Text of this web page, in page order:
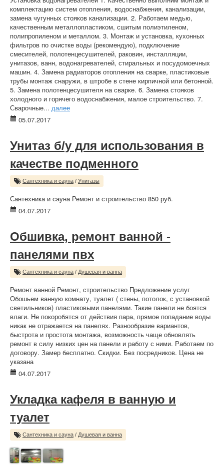
комплектацию систем отопления, водоснабжения, канализации,
замена чугунных стояков канализации. 2. Работаем медью,
качественным металлопластиком, сшитым полиэтиленом,
полипропиленом и металлом. 3. Монтаж и установка, кухонных
фильтров по очистке воды (рекомендую), подключение
смесителей, полотенцесушителей, раковин, инсталляции,
унитазов, ванн, водонагревателей, стиральных и посудомоечных
машин. 4. Замена радиаторов отопления на сварке, пластиковые
трубы монтаж снаружи, в штробе в стене кирпичной или бетонной.
5. Замена полотенцесушителя на сварке. 6. Замена стояков
холодного и горячего водоснабжения, малое строительство. 7.
Сварочные... далее
05.07.2017
Унитаз б/у для использования в
качестве подменного
Сантехника и сауна / Унитазы
Сантехника и сауна Ремонт и строительство 850 руб.
04.07.2017
Обшивка, ремонт ванной -
панелями пвх
Сантехника и сауна / Душевая и ванна
Ремонт ванной Ремонт, строительство Предложение услуг
Обошьем ванную комнату, туалет ( стены, потолок, с установкой
светильников) пластиковыми панелями. Такие панели не боятся
влаги. Не покоробятся от действия пара, прямое попадание воды
никак не отражается на панелях. Разнообразие вариантов,
быстрота и простота монтажа, возможность чаще обновлять
ремонт в силу низких цен на панели и работу с ними. Работаем по
договору. Замер бесплатно. Скидки. Без посредников. Цена не
указана
04.07.2017
Укладка кафеля в ванную и
туалет
Сантехника и сауна / Душевая и ванна